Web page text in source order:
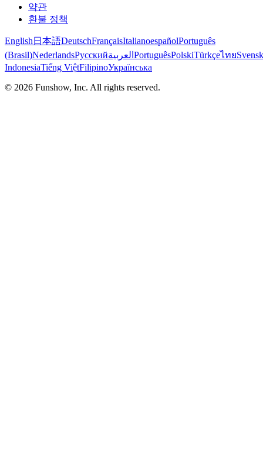
약관
환불 정책
English 日本語DeutschFrançaisItalianoespañolPortuguês
(Brasil)NederlandsРусскийالعربية PortuguêsPolskiTürkçeไทย
IndonesiaTiếng ViệtFilipinoУкраїнська
© 2026 Funshow, Inc. All rights reserved.